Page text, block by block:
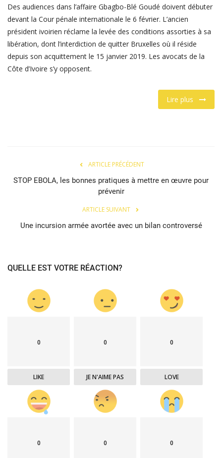
Nos Videos
Partenaires
Connexion
Register
Des audiences dans l’affaire Gbagbo-Blé Goudé doivent débuter
devant la Cour pénale internationale le 6 février. L’ancien
président ivoirien réclame la levée des conditions assorties à sa
libération, dont l’interdiction de quitter Bruxelles où il réside
depuis son acquittement le 15 janvier 2019. Les avocats de la
Côte d’Ivoire s’y opposent.
Lire plus
ARTICLE PRÉCÉDENT
STOP EBOLA, les bonnes pratiques à mettre en œuvre pour
prévenir
ARTICLE SUIVANT
Une incursion armée avortée avec un bilan controversé
QUELLE EST VOTRE RÉACTION?
0
LIKE
0
JE N'AIME PAS
0
LOVE
0 0 0